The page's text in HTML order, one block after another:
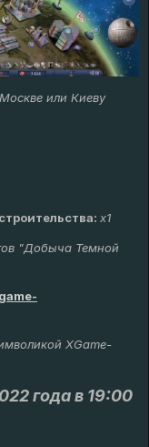
или Киеву
x1
"Добыча Темной
XGame-
года в 19:00